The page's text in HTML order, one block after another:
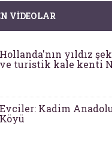
VIDEOLAR
Hollanda'nın yıldız
ve turistik kale kenti
Evciler: Kadim
Köyü